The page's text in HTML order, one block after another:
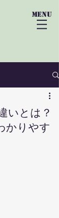
​menu
いとは？
かりやす